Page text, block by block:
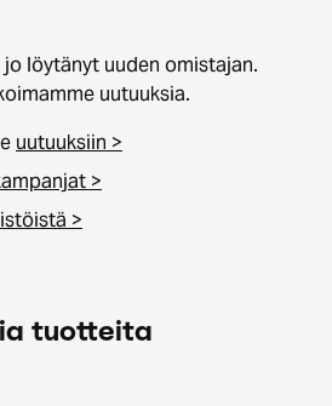
löytänyt uuden omistajan.
uutuuksia.
uutuuksiin >
>
>
tuotteita